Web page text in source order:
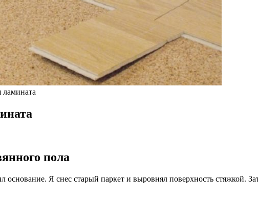
ламината
пола
основание. Я снес старый паркет и выровнял поверхность стяжкой.